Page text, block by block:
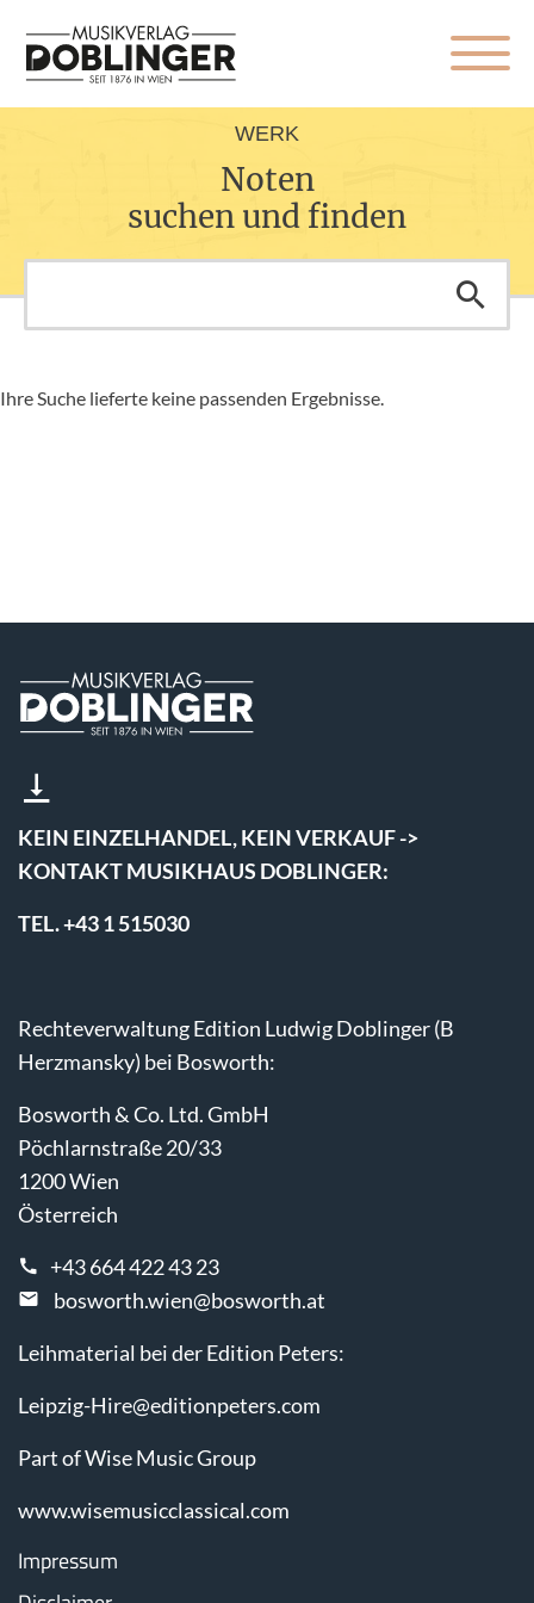
WERK
Noten
suchen und finden
Ihre Suche lieferte keine passenden Ergebnisse.
KEIN EINZELHANDEL, KEIN VERKAUF ->
KONTAKT MUSIKHAUS DOBLINGER:
TEL. +43 1 515030
Rechteverwaltung Edition Ludwig Doblinger (B
Herzmansky) bei Bosworth:
Bosworth & Co. Ltd. GmbH
Pöchlarnstraße 20/33
1200 Wien
Österreich
+43 664 422 43 23
bosworth.wien@bosworth.at
Leihmaterial bei der Edition Peters:
Leipzig-Hire@editionpeters.com
Part of Wise Music Group
www.wisemusicclassical.com
Impressum